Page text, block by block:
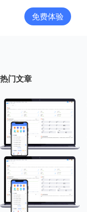
免费体验
热门文章